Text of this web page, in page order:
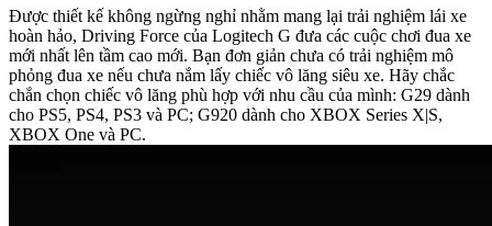
Được thiết kế không ngừng nghỉ nhằm mang lại trải nghiệm lái xe
hoàn hảo, Driving Force của Logitech G đưa các cuộc chơi đua xe
mới nhất lên tầm cao mới. Bạn đơn giản chưa có trải nghiệm mô
phỏng đua xe nếu chưa nắm lấy chiếc vô lăng siêu xe. Hãy chắc
chắn chọn chiếc vô lăng phù hợp với nhu cầu của mình: G29 dành
cho PS5, PS4, PS3 và PC; G920 dành cho XBOX Series X|S,
XBOX One và PC.